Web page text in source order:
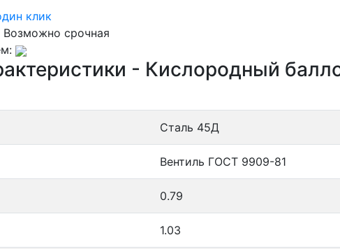
клик
Возможно срочная
- Кислородный
Сталь 45Д
Вентиль ГОСТ 9909-81
0.79
1.03